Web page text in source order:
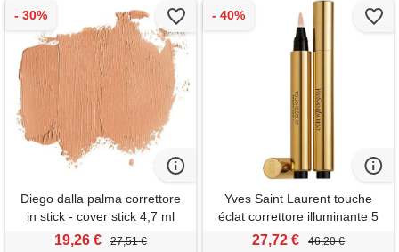
Diego dalla palma correttore
in stick - cover stick 4,7 ml
garantisce un'ottima
19,26 € 27,51 €
Yves Saint Laurent touche
éclat correttore illuminante 5
miel lumière
27,72 € 46,20 €